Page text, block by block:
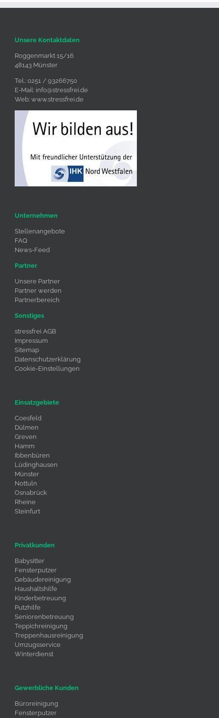
Unsere Kontaktdaten
Roggenmarkt 15/16
48143 Münster
Tel.: 0251 / 93266750
E-Mail: info@stressfrei.de
Web: www.stressfrei.de
Unternehmen
Stellenangebote
FAQ
News-Feed
Partner
Unsere Partner
Partner werden
Partnerbereich
Sonstiges
stressfrei AGB
Impressum
Sitemap
Datenschutzerklärung
Cookie-Einstellungen
Einsatzgebiete
Coesfeld
Dülmen
Greven
Hamm
Ibbenbüren
Lüdinghausen
Münster
Nottuln
Osnabrück
Rheine
Steinfurt
Privatkunden
Babysitter
Fensterputzer
Gebäudereinigung
Haushaltshilfe
Kinderbetreuung
Putzhilfe
Seniorenbetreuung
Teppichreinigung
Treppenhausreinigung
Umzugsservice
Winterdienst
Gewerbliche Kunden
Büroreinigung
Fensterputzer